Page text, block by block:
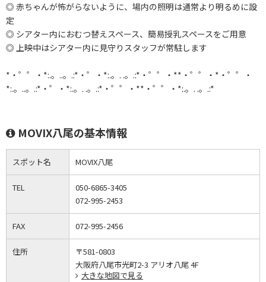
◎ 赤ちゃんが怖がらないように、場内の照明は通常より明るめに設
定
◎ シアター内におむつ替えスペース、簡易授乳スペースをご用意
◎ 上映中はシアター内に見守りスタッフが常駐します
*・゜゜・*:.。..。.:*・゜・*:.。. .。.:*・゜゜・**・゜゜・*・゜゜・
*:.。..。.:*・゜・*:.。. .。.:*・゜゜・**・゜゜・*:.。. .。.:*
MOVIX八尾の基本情報
スポット名 MOVIX八尾
TEL
050-6865-3405
072-995-2453
FAX 072-995-2456
住所
〒581-0803
大阪府八尾市光町2-3 アリオ八尾 4F
大きな地図で見る